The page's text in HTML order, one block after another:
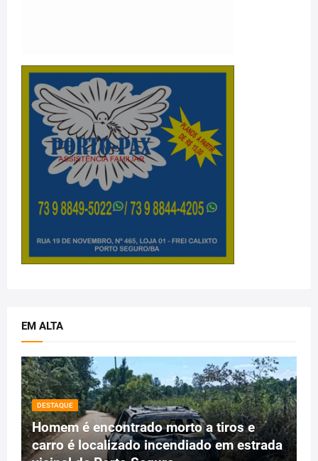
EM ALTA
DESTAQUE
Homem é encontrado morto a tiros e
carro é localizado incendiado em estrada